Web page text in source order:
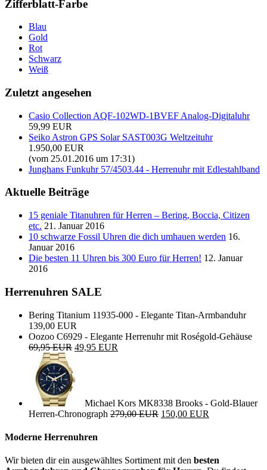
Zifferblatt-Farbe
Blau
Gold
Rot
Schwarz
Weiß
Zuletzt angesehen
Casio Collection AQF-102WD-1BVEF Analog-Digitaluhr
59,99 EUR
Seiko Astron GPS Solar SAST003G Weltzeituhr
1.950,00 EUR
(vom 25.01.2016 um 17:31)
Junghans Funkuhr 57/4503.44 - Herrenuhr mit Edlestahlband
Aktuelle Beiträge
15 geniale Titanuhren für Herren – Bering, Boccia, Citizen
etc. 21. Januar 2016
10 schwarze Fossil Uhren die dich umhauen werden 16.
Januar 2016
Die besten 11 Uhren bis 300 Euro für Herren! 12. Januar
2016
Herrenuhren SALE
Bering Titanium 11935-000 - Elegante Titan-Armbanduhr
139,00 EUR
Oozoo C6929 - Elegante Herrenuhr mit Roségold-Gehäuse
69,95 EUR 49,95 EUR
Michael Kors MK8338 Brooks - Gold-Blauer
Herren-Chronograph 279,00 EUR 150,00 EUR
Moderne Herrenuhren
Wir bieten dir ein ausgewähltes Sortiment mit den besten